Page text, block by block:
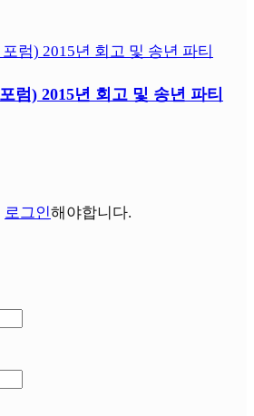
럼) 2015년 회고 및 송년 파티
로그인해야합니다.